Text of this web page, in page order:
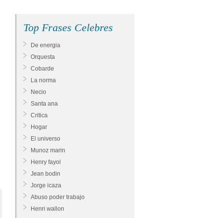
Top Frases Celebres
De energia
Orquesta
Cobarde
La norma
Necio
Santa ana
Critica
Hogar
El universo
Munoz marin
Henry fayol
Jean bodin
Jorge icaza
Abuso poder trabajo
Henri wallon